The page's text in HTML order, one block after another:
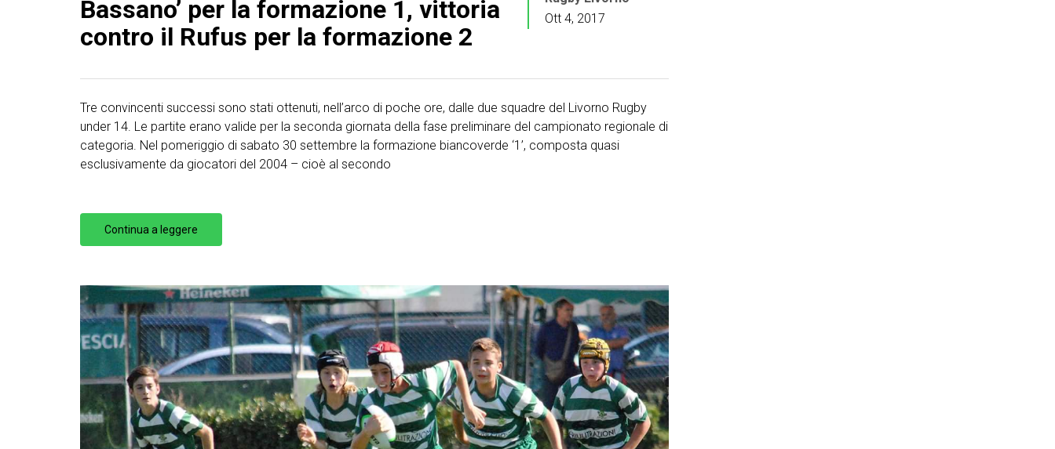
Bassano’ per la formazione 1, vittoria
contro il Rufus per la formazione 2
Ott 4, 2017
Tre convincenti successi sono stati ottenuti, nell’arco di poche ore, dalle due squadre del Livorno Rugby
under 14. Le partite erano valide per la seconda giornata della fase preliminare del campionato regionale di
categoria. Nel pomeriggio di sabato 30 settembre la formazione biancoverde ‘1’, composta quasi
esclusivamente da giocatori del 2004 – cioè al secondo
Continua a leggere